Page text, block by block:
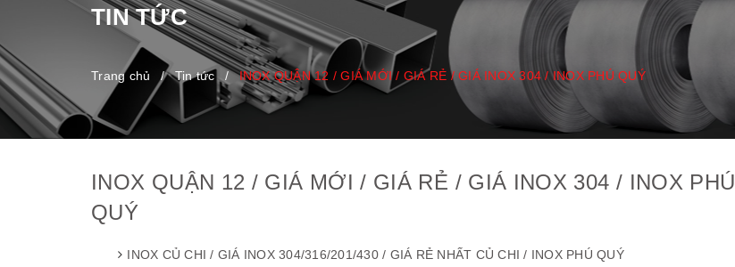
TIN TỨC
Trang chủ / Tin tức / INOX QUẬN 12 / GIÁ MỚI / GIÁ RẺ / GIÁ INOX 304 / INOX PHÚ QUÝ
INOX QUẬN 12 / GIÁ MỚI / GIÁ RẺ / GIÁ INOX 304 / INOX PHÚ
QUÝ
INOX CỦ CHI / GIÁ INOX 304/316/201/430 / GIÁ RẺ NHẤT CỦ CHI / INOX PHÚ QUÝ